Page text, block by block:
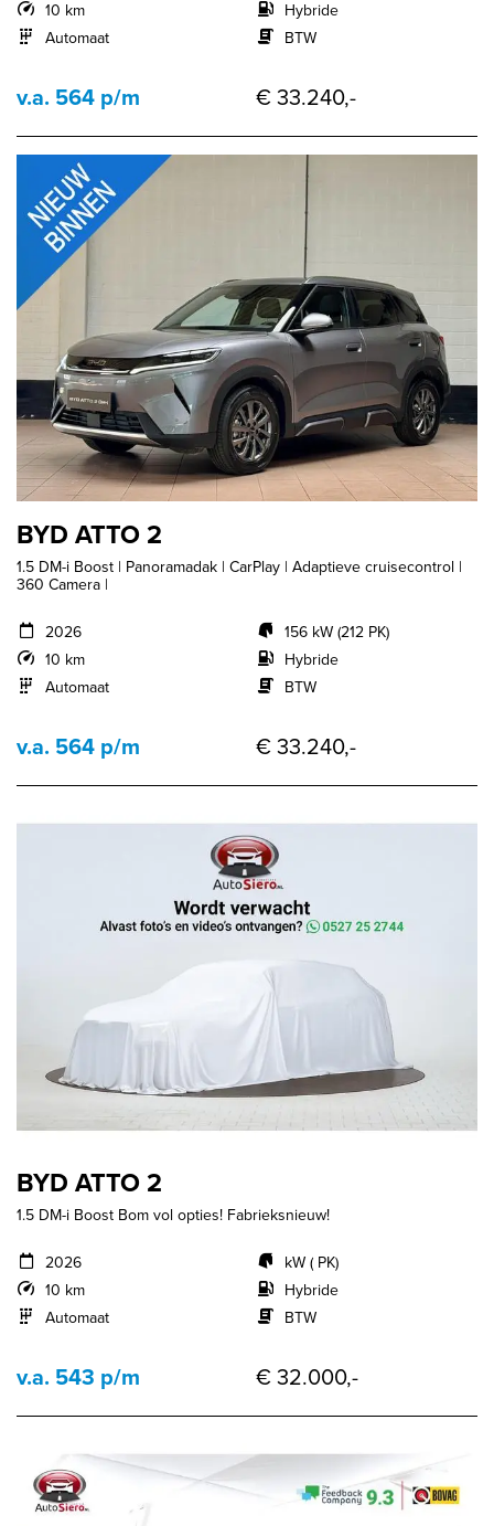
10 km
Automaat
Hybride
BTW
v.a. 564 p/m € 33.240,-
BYD ATTO 2
1.5 DM-i Boost | Panoramadak | CarPlay | Adaptieve cruisecontrol |
360 Camera |
2026
10 km
Automaat
156 kW (212 PK)
Hybride
BTW
v.a. 564 p/m € 33.240,-
BYD ATTO 2
1.5 DM-i Boost Bom vol opties! Fabrieksnieuw!
2026
10 km
Automaat
kW ( PK)
Hybride
BTW
v.a. 543 p/m € 32.000,-